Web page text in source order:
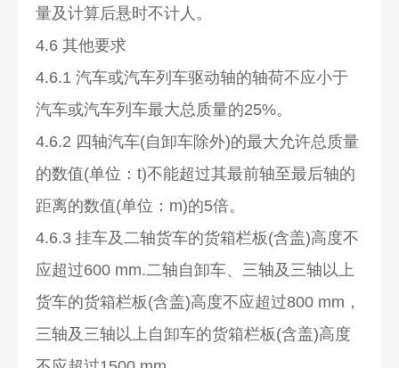
量及计算后悬时不计人。
4.6 其他要求
4.6.1 汽车或汽车列车驱动轴的轴荷不应小于
汽车或汽车列车最大总质量的25%。
4.6.2 四轴汽车(自卸车除外)的最大允许总质量
的数值(单位：t)不能超过其最前轴至最后轴的
距离的数值(单位：m)的5倍。
4.6.3 挂车及二轴货车的货箱栏板(含盖)高度不
应超过600 mm.二轴自卸车、三轴及三轴以上
货车的货箱栏板(含盖)高度不应超过800 mm，
三轴及三轴以上自卸车的货箱栏板(含盖)高度